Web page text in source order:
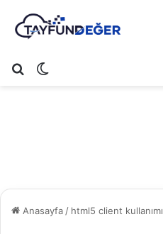
Arama yap ...
Anasayfa/ html5 client kullanımı